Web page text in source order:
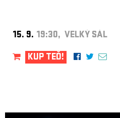
15. 9. 19:30, VELKÝ SÁL
KUP TEĎ!